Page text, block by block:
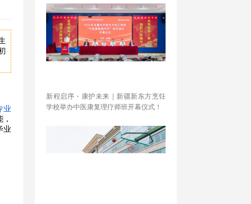
业
业
新程启序・康护未来｜新疆新东方烹饪
学校举办中医康复理疗师班开幕仪式！